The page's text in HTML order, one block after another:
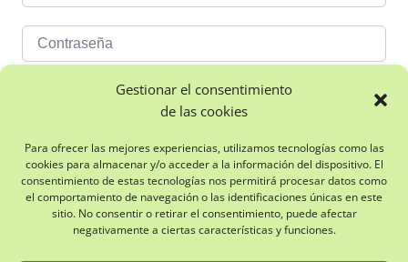
Gestionar el consentimiento
de las cookies
Para ofrecer las mejores experiencias, utilizamos tecnologías como las
cookies para almacenar y/o acceder a la información del dispositivo. El
consentimiento de estas tecnologías nos permitirá procesar datos como
el comportamiento de navegación o las identificaciones únicas en este
sitio. No consentir o retirar el consentimiento, puede afectar
negativamente a ciertas características y funciones.
Acceder
¿No tienes una cuenta?Regístrate ahora